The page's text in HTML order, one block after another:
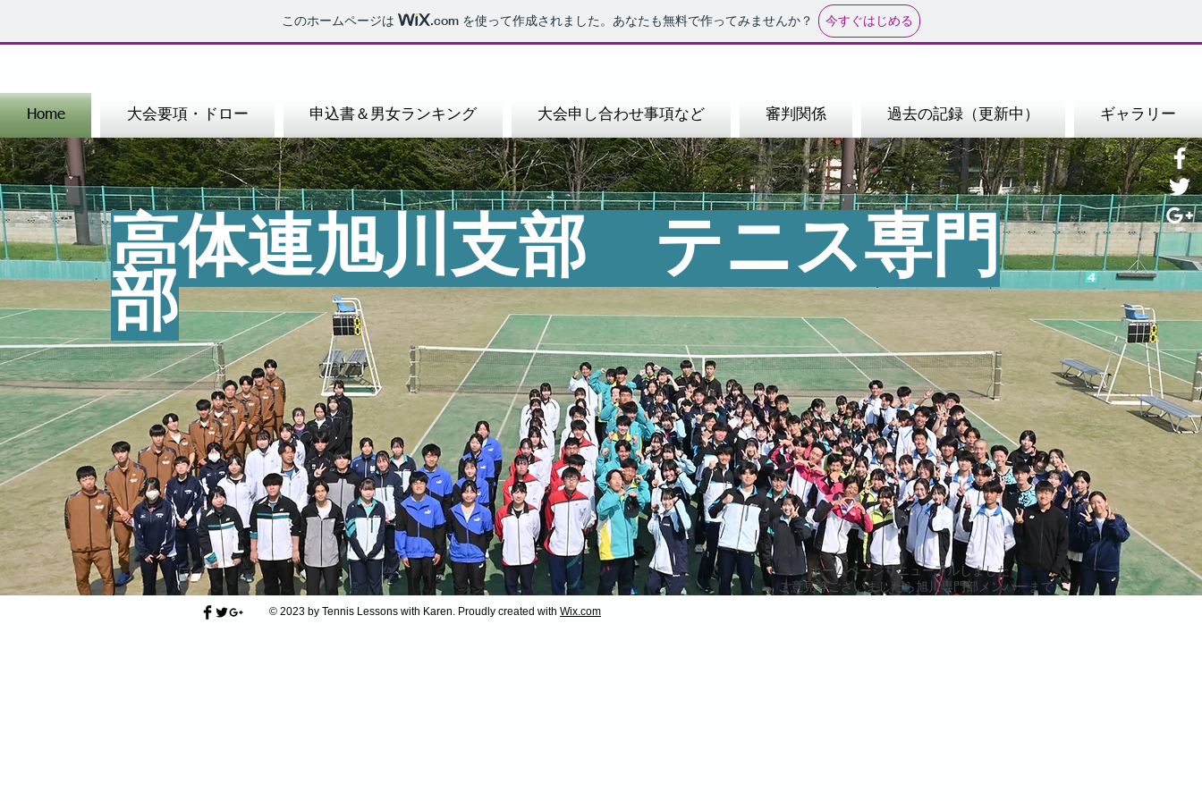
このホームページは .com を使って作成されました。あなたも無料で作ってみませんか？ 今すぐはじめる
Home 大会要項・ドロー 申込書＆男女ランキング 大会申し合わせ事項など 審判関係 過去の記録（更新中） ギャラリー
​高体連旭川支部 テニス専門
部
ホームページリニューアルしました！
​ご意見等ございましたら旭川専門部メンバーまで
© 2023 by Tennis Lessons with Karen. Proudly created with Wix.com